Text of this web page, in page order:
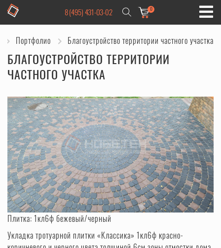
8 (495) 431-03-02 0
Портфолио Благоустройство территории частного участка
БЛАГОУСТРОЙСТВО ТЕРРИТОРИИ
ЧАСТНОГО УЧАСТКА
Плитка: 1кл6ф бежевый/черный
Укладка тротуарной плитки «Классика» 1кл6ф красно-